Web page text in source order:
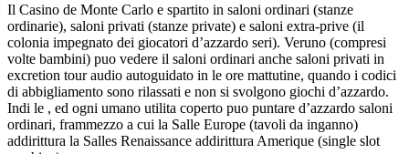
Il Casino de Monte Carlo e spartito in saloni ordinari (stanze
ordinarie), saloni privati (stanze private) e saloni extra-prive (il
colonia impegnato dei giocatori d’azzardo seri). Veruno (compresi
volte bambini) puo vedere il saloni ordinari anche saloni privati in
excretion tour audio autoguidato in le ore mattutine, quando i codici
di abbigliamento sono rilassati e non si svolgono giochi d’azzardo.
Indi le , ed ogni umano utilita coperto puo puntare d’azzardo saloni
ordinari, frammezzo a cui la Salle Europe (tavoli da inganno)
addirittura la Salles Renaissance addirittura Amerique (single slot